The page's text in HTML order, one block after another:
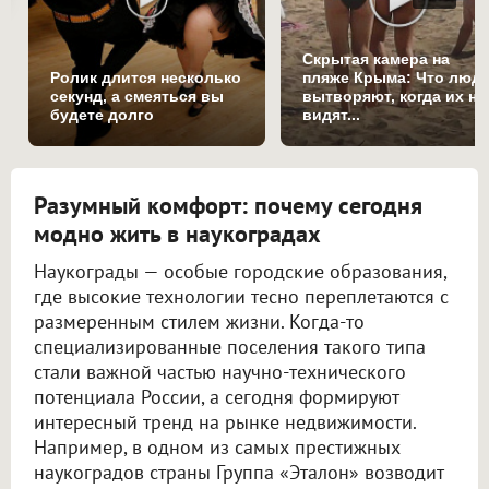
Ролик длится несколько
секунд, а смеяться вы
будете долго
Скрытая камера на
пляже Крыма: Что
вытворяют, когда их не
видят...
Разумный комфорт: почему сегодня
модно жить в наукоградах
Наукограды — особые городские образования,
где высокие технологии тесно переплетаются с
размеренным стилем жизни. Когда-то
специализированные поселения такого типа
стали важной частью научно-технического
потенциала России, а сегодня формируют
интересный тренд на рынке недвижимости.
Например, в одном из самых престижных
наукоградов страны Группа «Эталон» возводит